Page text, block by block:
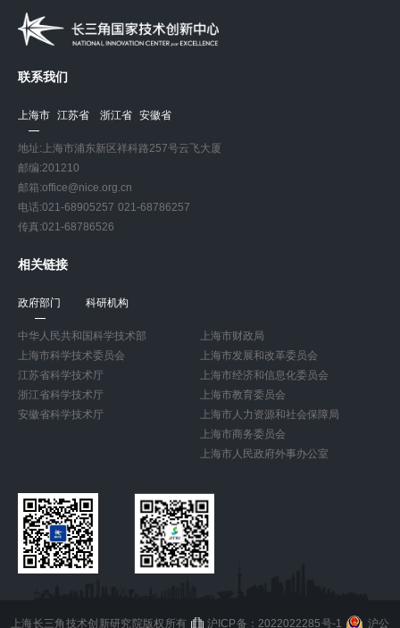
联系我们
上海市 江苏省 浙江省 安徽省
地址:上海市浦东新区祥科路257号云飞大厦
邮编:201210
邮箱:office@nice.org.cn
电话:021-68905257 021-68786257
传真:021-68786526
相关链接
政府部门 科研机构
中华人民共和国科学技术部
上海市科学技术委员会
江苏省科学技术厅
浙江省科学技术厅
安徽省科学技术厅
上海市财政局
上海市发展和改革委员会
上海市经济和信息化委员会
上海市教育委员会
上海市人力资源和社会保障局
上海市商务委员会
上海市人民政府外事办公室
上海长三角技术创新研究院版权所有 沪ICP备：2022022285号-1 沪公